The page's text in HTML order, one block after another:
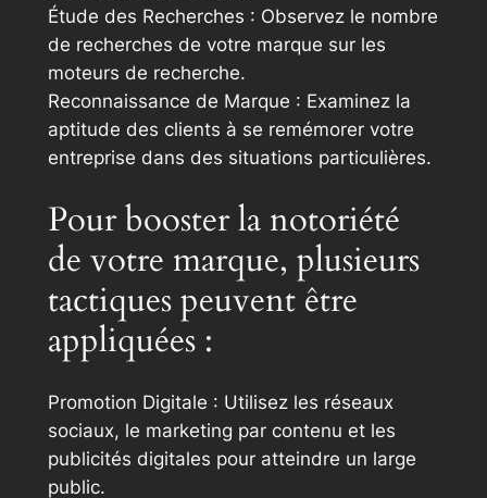
Étude des Recherches : Observez le nombre
de recherches de votre marque sur les
moteurs de recherche.
Reconnaissance de Marque : Examinez la
aptitude des clients à se remémorer votre
entreprise dans des situations particulières.
Pour booster la notoriété
de votre marque, plusieurs
tactiques peuvent être
appliquées :
Promotion Digitale : Utilisez les réseaux
sociaux, le marketing par contenu et les
publicités digitales pour atteindre un large
public.